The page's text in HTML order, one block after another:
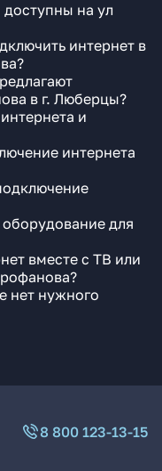
на ул
интернет в
в г. Люберцы?
и
интернета
для
вместе с ТВ или
нет нужного
8 800 123-13-15